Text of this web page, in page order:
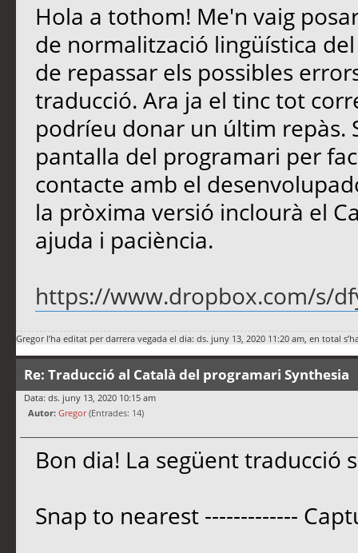
Hola a tothom! Me'n vaig
de normalització lingüística
de repassar els possibles
traducció. Ara ja el tinc tot
podríeu donar un últim repàs.
pantalla del programari per
contacte amb el
la pròxima versió inclourà el
ajuda i paciència.
https://www.dropbox.com/s/
Gregorl’ha editat per darrera vegada el dia: ds. juny 13, 2020 11:20 am, en total
Re: Traducció al Català del programari Synthesia
Data: ds. juny 13, 2020 10:15 am
Autor: Gregor(Entrades: 14)
Bon dia! La següent traducció
Snap to nearest -------------